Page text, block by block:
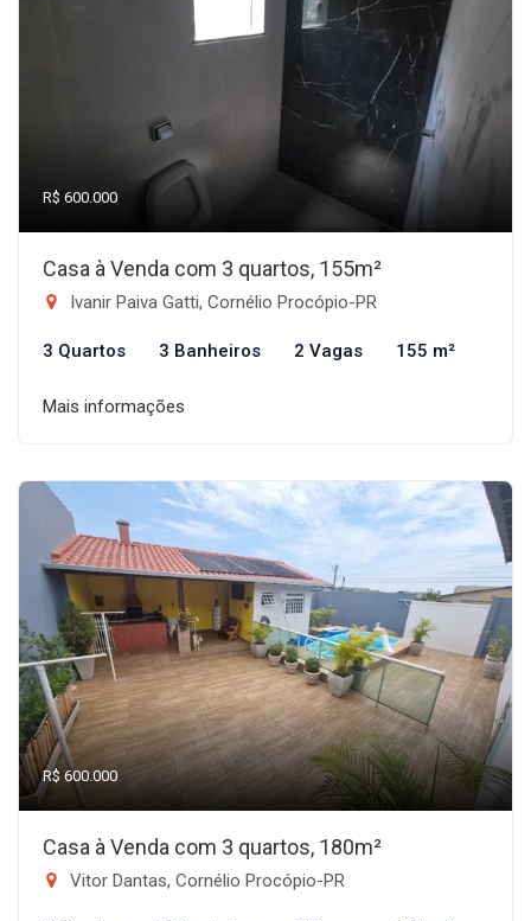
R$ 600.000
Casa à Venda com 3 quartos, 155m²
Ivanir Paiva Gatti, Cornélio Procópio-PR
3 Quartos 3 Banheiros 2 Vagas 155 m²
Mais informações
R$ 600.000
Casa à Venda com 3 quartos, 180m²
Vitor Dantas, Cornélio Procópio-PR